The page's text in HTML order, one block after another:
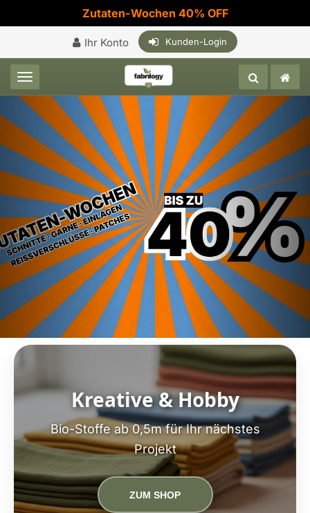
Zutaten-Wochen 40% OFF
Ihr Konto Kunden-Login
Toggle navigation
Kreative & Hobby
Bio-Stoffe ab 0,5m für Ihr nächstes
Projekt
ZUM SHOP